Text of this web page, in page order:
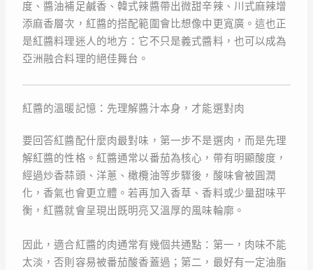
度、醬油補足鹹香、韓式辣醬帶出微甜辛辣、川式麻辣增
添麻香層次，紅醬的搭配範圍會比想像中更寬廣。這也正
是紅醬料理迷人的地方：它不只是義式醬料，也可以成為
亞洲融合料理的絕佳舞台。
紅醬的溫暖記憶：先理解醬汁本身，才能選對肉
要回答紅醬配什麼肉最對味，第一步不是選肉，而是先理
解紅醬的性格。紅醬通常以番茄為核心，帶有明顯酸度，
經過炒香蒜頭、洋蔥、橄欖油等步驟後，酸味會被圓潤
化，香氣也會更立體。若再加入香草、香料或少量甜味平
衡，紅醬就會呈現出既明亮又溫厚的風味輪廓。
因此，適合紅醬的肉通常有幾個共通點：第一，肉味不能
太淡，否則容易被番茄酸香蓋過；第二，最好有一定油脂